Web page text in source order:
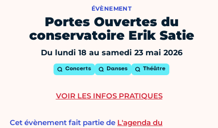
ÉVÈNEMENT
Portes Ouvertes du
conservatoire Erik Satie
Du lundi 18 au samedi 23 mai 2026
Concerts Danses Théâtre
Cet évènement fait partie de L'agenda du
VOIR LES INFOS PRATIQUES